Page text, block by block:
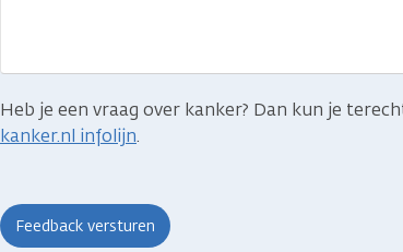
Heb je een vraag over kanker? Dan kun je
kanker.nl infolijn.